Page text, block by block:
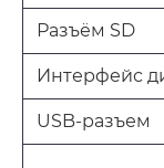
Разъём SD
Интерфейс
USB-разъем